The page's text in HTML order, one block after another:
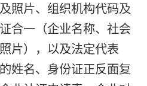
照片、组织机构代码及
合一（企业名称、社会
片），以及法定代表
姓名、身份证正反面复